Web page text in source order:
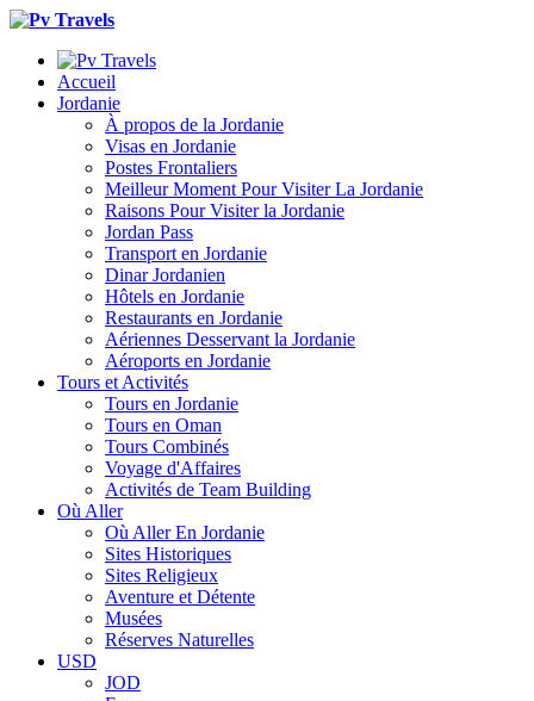
Accueil
Jordanie
À propos de la Jordanie
Visas en Jordanie
Postes Frontaliers
Meilleur Moment Pour Visiter La Jordanie
Raisons Pour Visiter la Jordanie
Jordan Pass
Transport en Jordanie
Dinar Jordanien
Hôtels en Jordanie
Restaurants en Jordanie
Aériennes Desservant la Jordanie
Aéroports en Jordanie
Tours et Activités
Tours en Jordanie
Tours en Oman
Tours Combinés
Voyage d'Affaires
Activités de Team Building
Où Aller
Où Aller En Jordanie
Sites Historiques
Sites Religieux
Aventure et Détente
Musées
Réserves Naturelles
USD
JOD